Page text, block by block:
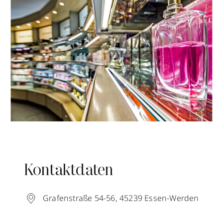
Kontaktdaten
Grafenstraße 54-56,45239 Essen-Werden